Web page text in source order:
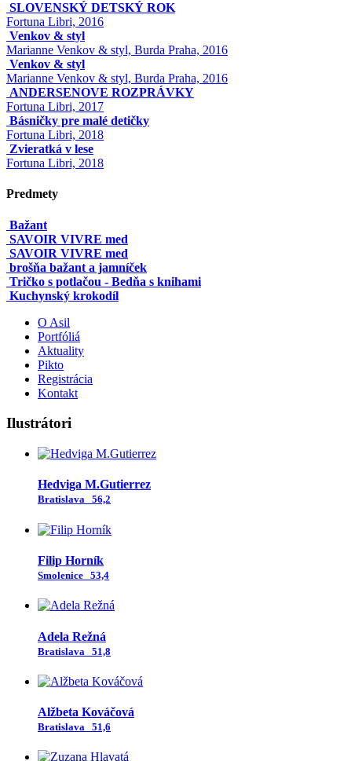
SLOVENSKÝ DETSKÝ ROK
Fortuna Libri, 2016
Venkov & styl
Marianne Venkov & styl, Burda Praha, 2016
Venkov & styl
Marianne Venkov & styl, Burda Praha, 2016
ANDERSENOVE ROZPRÁVKY
Fortuna Libri, 2017
Básničky pre malé detičky
Fortuna Libri, 2018
Zvieratká v lese
Fortuna Libri, 2018
Predmety
Bažant
SAVOIR VIVRE med
SAVOIR VIVRE med
brošňa bažant a jamníček
Tričko s potlačou - Bedňa s knihami
Kuchynský krokodíl
O Asil
Portfóliá
Aktuality
Pikto
Registrácia
Kontakt
Ilustrátori
Hedviga M.Gutierrez
Bratislava 56,2
Filip Horník
Smolenice 53,4
Adela Režná
Bratislava 51,8
Alžbeta Kováčová
Bratislava 51,6